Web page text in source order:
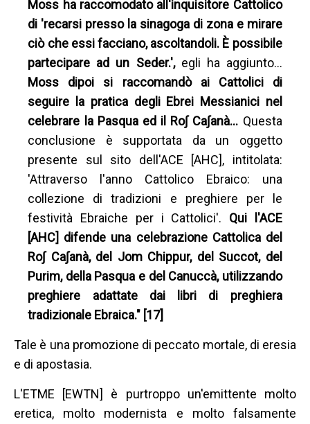
Moss ha raccomodato all'inquisitore Cattolico
di 'recarsi presso la sinagoga di zona e mirare
ciò che essi facciano, ascoltandoli. È possibile
partecipare ad un Seder.', egli ha aggiunto…
Moss dipoi si raccomandò ai Cattolici di
seguire la pratica degli Ebrei Messianici nel
celebrare la Pasqua ed il Ro∫ Ca∫anà… Questa
conclusione è supportata da un oggetto
presente sul sito dell'ACE [AHC], intitolata:
'Attraverso l'anno Cattolico Ebraico: una
collezione di tradizioni e preghiere per le
festività Ebraiche per i Cattolici'. Qui l'ACE
[AHC] difende una celebrazione Cattolica del
Ro∫ Ca∫anà, del Jom Chippur, del Succot, del
Purim, della Pasqua e del Canuccà, utilizzando
preghiere adattate dai libri di preghiera
tradizionale Ebraica." [17]
Tale è una promozione di peccato mortale, di eresia
e di apostasia.
L'ETME [EWTN] è purtroppo un'emittente molto
eretica, molto modernista e molto falsamente